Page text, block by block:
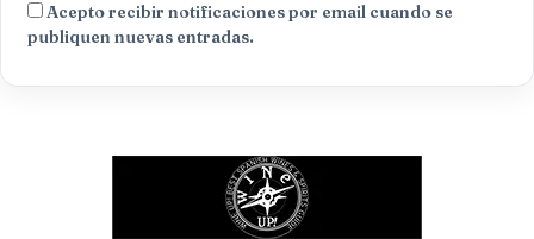
Acepto recibir notificaciones por email cuando se
publiquen nuevas entradas.